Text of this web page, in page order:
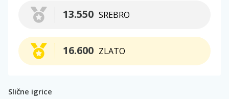
SREBRO
13.550
ZLATO
16.600
Slične igrice